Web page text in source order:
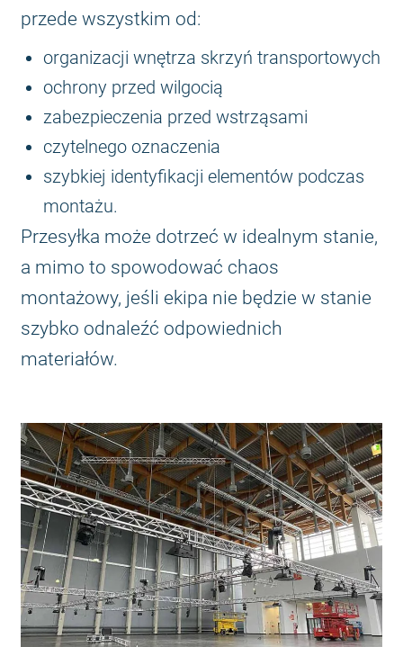
przede wszystkim od:
organizacji wnętrza skrzyń transportowych
ochrony przed wilgocią
zabezpieczenia przed wstrząsami
czytelnego oznaczenia
szybkiej identyfikacji elementów podczas
montażu.
Przesyłka może dotrzeć w idealnym stanie,
a mimo to spowodować chaos
montażowy, jeśli ekipa nie będzie w stanie
szybko odnaleźć odpowiednich
materiałów.